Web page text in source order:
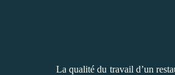
La qualité du travail d’un